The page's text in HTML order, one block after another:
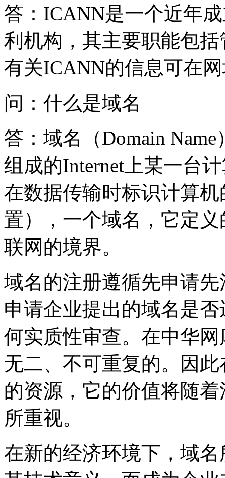
答：ICANN是一个近年
利机构，其主要职能包
有关ICANN的信息可在
问：什么是域名
答：域名（Domain
组成的Internet上某一台
在数据传输时标识计算
置），一个域名，它定
联网的境界。
域名的注册遵循先申请
申请企业提出的域名是
何实质性审查。在中华
无二、不可重复的。因
的资源，它的价值将随
所重视。
在新的经济环境下，域